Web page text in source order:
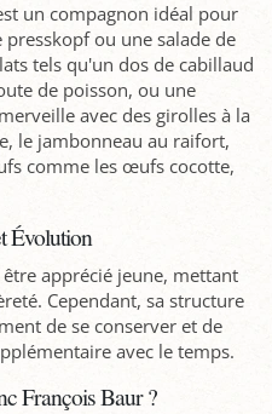
un compagnon idéal pour
ou une salade de
tels qu'un dos de cabillaud
de poisson, ou une
avec des girolles à la
le jambonneau au raifort,
comme les œufs cocotte,
Évolution
apprécié jeune, mettant
Cependant, sa structure
de se conserver et de
avec le temps.
François Baur ?